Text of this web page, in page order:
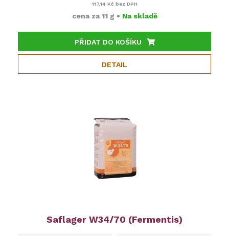
117,14 Kč bez DPH
cena za 11 g • Na skladě
PŘIDAT DO KOŠÍKU
DETAIL
Saflager W34/70 (Fermentis)